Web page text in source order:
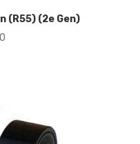
(R55) (2e Gen)